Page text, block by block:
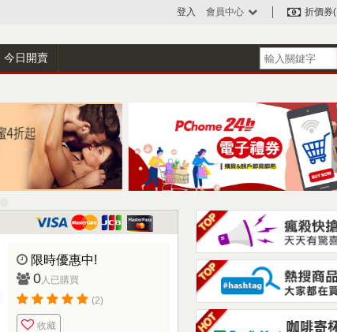
登入 會員中心 折價券(
今日開賣
限時優惠中!
0人已購買
(2)
收藏